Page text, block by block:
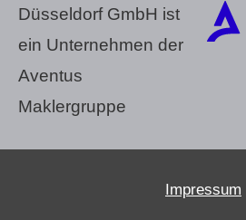
Düsseldorf GmbH ist
ein Unternehmen der
Aventus
Maklergruppe
Impressum